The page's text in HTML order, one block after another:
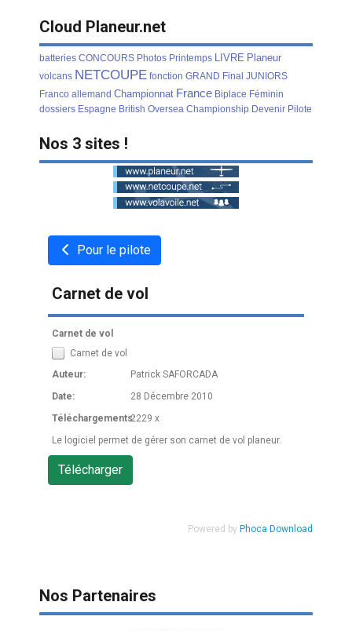
Cloud Planeur.net
batteries CONCOURS Photos Printemps LIVRE Planeur
volcans NETCOUPE fonction GRAND Final JUNIORS
Franco allemand Championnat France Biplace Féminin
dossiers Espagne British Oversea Championship Devenir Pilote
Nos 3 sites !
Pour le pilote
Carnet de vol
Carnet de vol
Carnet de vol
Auteur:
Patrick SAFORCADA
Date:
28 Décembre 2010
Téléchargements:2229 x
Le logiciel permet de gérer son carnet de vol planeur.
Powered by Phoca Download
Nos Partenaires